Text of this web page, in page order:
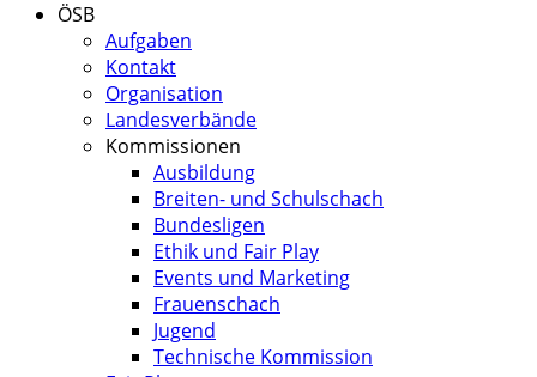
ÖSB
Aufgaben
Kontakt
Organisation
Landesverbände
Kommissionen
Ausbildung
Breiten- und Schulschach
Bundesligen
Ethik und Fair Play
Events und Marketing
Frauenschach
Jugend
Technische Kommission